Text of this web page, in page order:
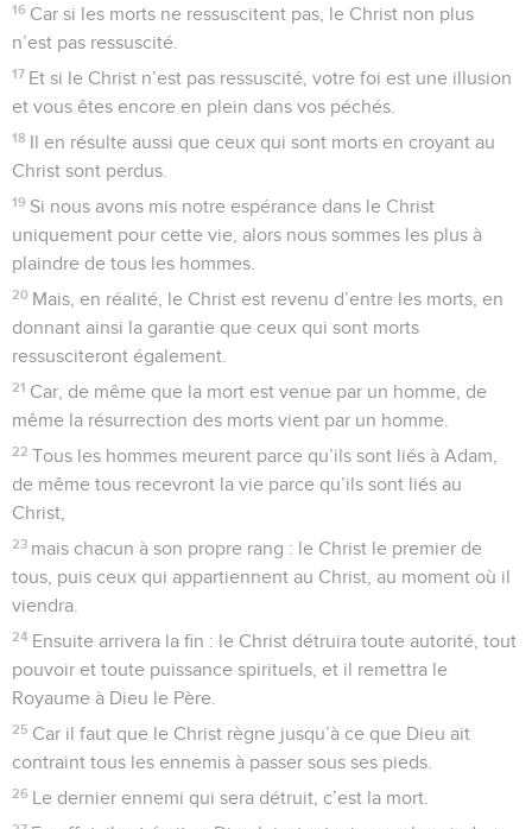
16 Car si les morts ne ressuscitent pas, le Christ non plus
n’est pas ressuscité.
17 Et si le Christ n’est pas ressuscité, votre foi est une illusion
et vous êtes encore en plein dans vos péchés.
18 Il en résulte aussi que ceux qui sont morts en croyant au
Christ sont perdus.
19 Si nous avons mis notre espérance dans le Christ
uniquement pour cette vie, alors nous sommes les plus à
plaindre de tous les hommes.
20 Mais, en réalité, le Christ est revenu d’entre les morts, en
donnant ainsi la garantie que ceux qui sont morts
ressusciteront également.
21 Car, de même que la mort est venue par un homme, de
même la résurrection des morts vient par un homme.
22 Tous les hommes meurent parce qu’ils sont liés à Adam,
de même tous recevront la vie parce qu’ils sont liés au
Christ,
23 mais chacun à son propre rang : le Christ le premier de
tous, puis ceux qui appartiennent au Christ, au moment où il
viendra.
24 Ensuite arrivera la fin : le Christ détruira toute autorité, tout
pouvoir et toute puissance spirituels, et il remettra le
Royaume à Dieu le Père.
25 Car il faut que le Christ règne jusqu’à ce que Dieu ait
contraint tous les ennemis à passer sous ses pieds.
26 Le dernier ennemi qui sera détruit, c’est la mort.